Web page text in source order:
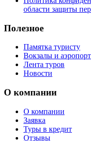
области защиты
Полезное
Памятка туристу
Вокзалы и
Лента туров
Новости
О компании
О компании
Заявка
Туры в кредит
Отзывы